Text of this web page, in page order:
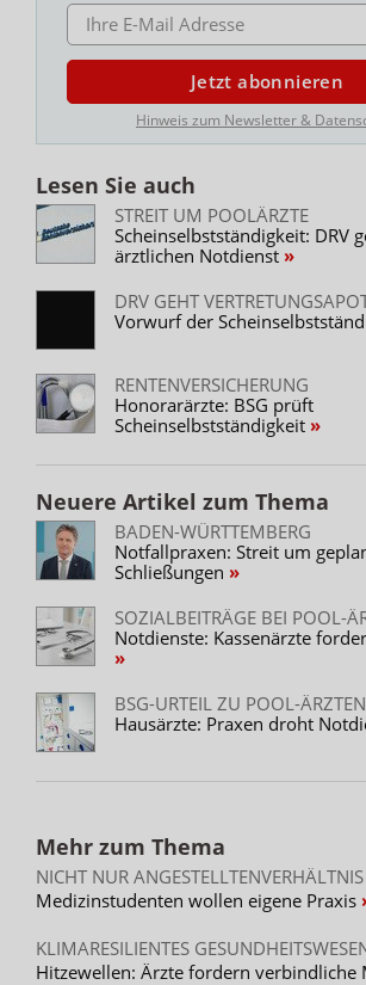
E-MAIL ADRESSE
Jetzt abonnieren
Hinweis zum Newsletter &
Lesen Sie auch
STREIT UM POOLÄRZTE
Scheinselbstständigkeit: DRV
ärztlichen Notdienst
DRV GEHT
Vorwurf der
RENTENVERSICHERUNG
Honorarärzte: BSG prüft
Scheinselbstständigkeit
Neuere Artikel zum Thema
BADEN-WÜRTTEMBERG
Notfallpraxen: Streit um
Schließungen
SOZIALBEITRÄGE BEI POOL-
Notdienste: Kassenärzte
BSG-URTEIL ZU POOL-ÄRZTEN
Hausärzte: Praxen droht
Mehr zum Thema
NICHT NUR ANGESTELLTENVERHÄLTNIS
Medizinstudenten wollen eigene Praxis
KLIMARESILIENTES
Hitzewellen: Ärzte fordern verbindliche